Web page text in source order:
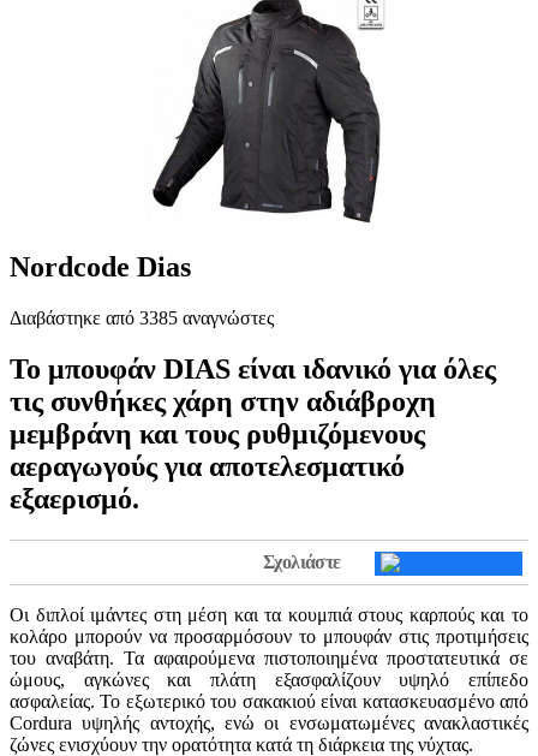
Nordcode Dias
Διαβάστηκε από 3385 αναγνώστες
Το μπουφάν DIAS είναι ιδανικό για όλες
τις συνθήκες χάρη στην αδιάβροχη
μεμβράνη και τους ρυθμιζόμενους
αεραγωγούς για αποτελεσματικό
εξαερισμό.
Σχολιάστε
Οι διπλοί ιμάντες στη μέση και τα κουμπιά στους καρπούς και το
κολάρο μπορούν να προσαρμόσουν το μπουφάν στις προτιμήσεις
του αναβάτη. Τα αφαιρούμενα πιστοποιημένα προστατευτικά σε
ώμους, αγκώνες και πλάτη εξασφαλίζουν υψηλό επίπεδο
ασφαλείας. Το εξωτερικό του σακακιού είναι κατασκευασμένο από
Cordura υψηλής αντοχής, ενώ οι ενσωματωμένες ανακλαστικές
ζώνες ενισχύουν την ορατότητα κατά τη διάρκεια της νύχτας.